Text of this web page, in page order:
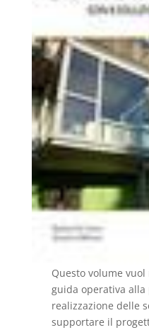
Questo volume
guida operativa alla
realizzazione delle
supportare il